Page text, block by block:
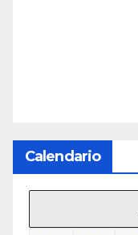
Calendario